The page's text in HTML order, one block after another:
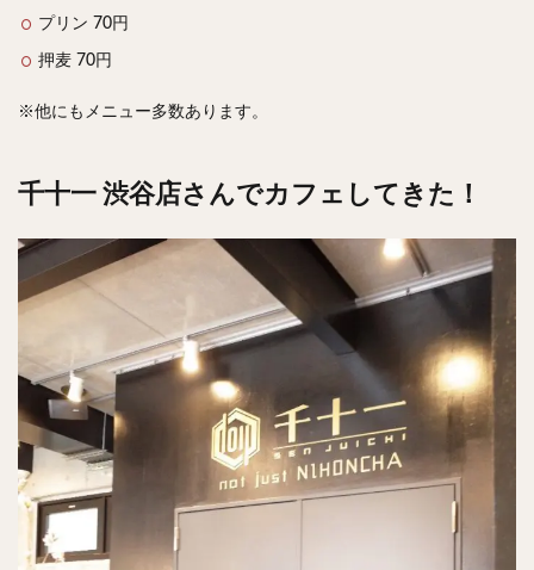
プリン 70円
押麦 70円
※他にもメニュー多数あります。
千十一 渋谷店さんでカフェしてきた！